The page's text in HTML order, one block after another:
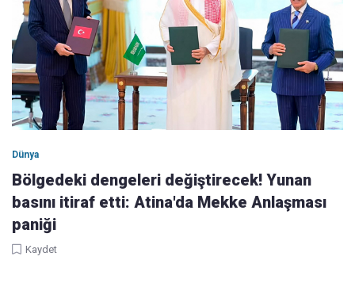
Dünya
Bölgedeki dengeleri değiştirecek! Yunan
basını itiraf etti: Atina'da Mekke Anlaşması
paniği
Kaydet